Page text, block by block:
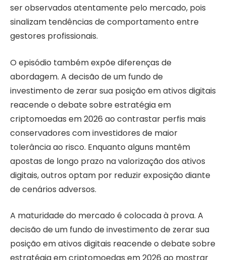
ser observados atentamente pelo mercado, pois
sinalizam tendências de comportamento entre
gestores profissionais.
O episódio também expõe diferenças de
abordagem. A decisão de um fundo de
investimento de zerar sua posição em ativos digitais
reacende o debate sobre estratégia em
criptomoedas em 2026 ao contrastar perfis mais
conservadores com investidores de maior
tolerância ao risco. Enquanto alguns mantêm
apostas de longo prazo na valorização dos ativos
digitais, outros optam por reduzir exposição diante
de cenários adversos.
A maturidade do mercado é colocada à prova. A
decisão de um fundo de investimento de zerar sua
posição em ativos digitais reacende o debate sobre